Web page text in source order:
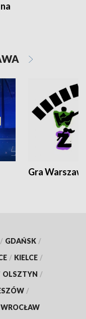
Gra
/ GDAŃSK /
/ KIELCE /
OLSZTYN /
/
WROCŁAW